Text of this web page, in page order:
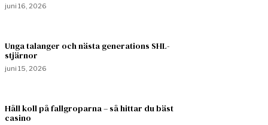
juni 16, 2026
Unga talanger och nästa generations SHL-
stjärnor
juni 15, 2026
Håll koll på fallgroparna – så hittar du bäst
casino